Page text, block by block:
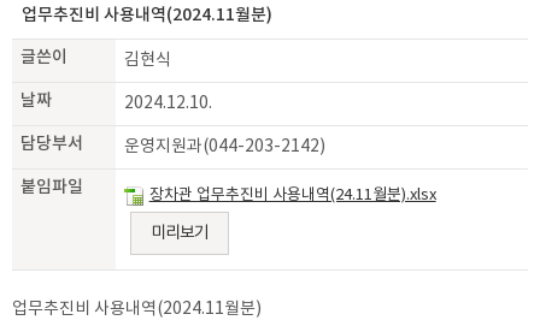
업무추진비 사용내역(2024.11월분)
글쓴이 김현식
날짜 2024.12.10.
담당부서 운영지원과(044-203-2142)
붙임파일 장차관 업무추진비 사용내역(24.11월분).xlsx
미리보기
업무추진비 사용내역(2024.11월분)